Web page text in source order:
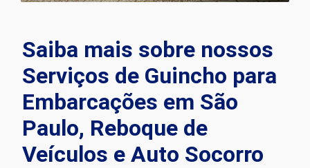
Saiba mais sobre nossos
Serviços de Guincho para
Embarcações em São
Paulo, Reboque de
Veículos e Auto Socorro